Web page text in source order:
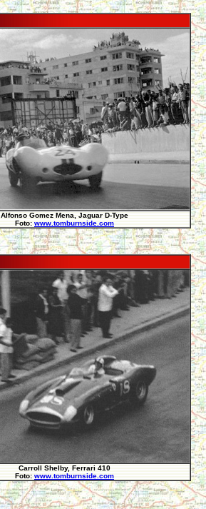
Alfonso Gomez Mena, Jaguar D-Type
Foto: www.tomburnside.com
Carroll Shelby, Ferrari 410
Foto: www.tomburnside.com